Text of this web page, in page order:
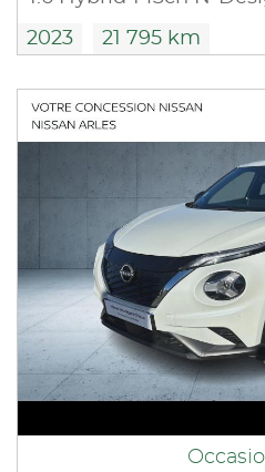
2023 21 795 km